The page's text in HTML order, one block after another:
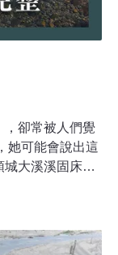
，卻常被人們覺
她可能會說出這
大溪溪固床工
勢，大溪居民
頭到潭尾形成一